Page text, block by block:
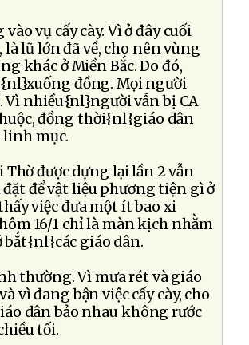
vụ cấy cày. Vì ở đây cuối
lũ lớn đã về, cho nên vùng
khác ở Miền Bắc. Do đó,
đồng. Mọi người
nhiều{nl}người vẫn bị CA
đồng thời{nl}giáo dân
linh mục.
được dựng lại lần 2 vẫn
để vật liệu phương tiện gì ở
việc đưa một ít bao xi
16/1 chỉ là màn kịch nhằm
bắt{nl}các giáo dân.
thường. Vì mưa rét và giáo
vì đang bận việc cấy cày, cho
dân bảo nhau không rước
tối.